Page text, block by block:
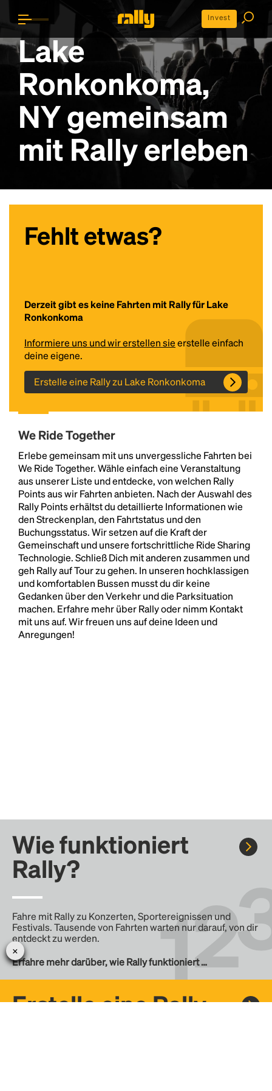
Invest
Lake
Ronkonkoma,
NY gemeinsam
mit Rally erleben
Fehlt etwas?
Derzeit gibt es keine Fahrten mit Rally für Lake
Ronkonkoma
Informiere uns und wir erstellen sieerstelle einfach
deine eigene.
Erstelle eine Rally zu Lake Ronkonkoma
We Ride Together
Erlebe gemeinsam mit uns unvergessliche Fahrten bei
We Ride Together. Wähle einfach eine Veranstaltung
aus unserer Liste und entdecke, von welchen Rally
Points aus wir Fahrten anbieten. Nach der Auswahl des
Rally Points erhältst du detaillierte Informationen wie
den Streckenplan, den Fahrtstatus und den
Buchungsstatus. Wir setzen auf die Kraft der
Gemeinschaft und unsere fortschrittliche Ride Sharing
Technologie. Schließ Dich mit anderen zusammen und
geh Rally auf Tour zu gehen. In unseren hochklassigen
und komfortablen Bussen musst du dir keine
Gedanken über den Verkehr und die Parksituation
machen. Erfahre mehr über Rally oder nimm Kontakt
mit uns auf. Wir freuen uns auf deine Ideen und
Anregungen!
Wie funktioniert
Rally?
Fahre mit Rally zu Konzerten, Sportereignissen und
Festivals. Tausende von Fahrten warten nur darauf, von dir
entdeckt zu werden.
Erfahre mehr darüber, wie Rally funktioniert …
Erstelle eine Rally
Headline
Lorem Ipsum is simply dummy text of the printing
and typesetting industry.Lorem Ipsum has been the
industry's standarddummy text ever since the
1500s, when an unknown printer took a galley of
type and scrambled it to make a type specimen
book. It has survived not only five centuries, but also
the leap into electronic typesetting, remaining
essentially unchanged.